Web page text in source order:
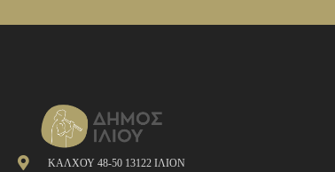
ΚΑΛΧΟΥ 48-50 13122 ΙΛΙΟΝ